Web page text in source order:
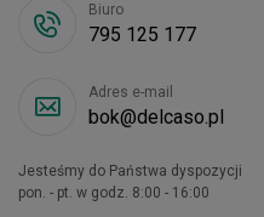
Biuro
795 125 177
Adres e-mail
bok@delcaso.pl
Jesteśmy do Państwa dyspozycji
pon. - pt. w godz. 8:00 - 16:00